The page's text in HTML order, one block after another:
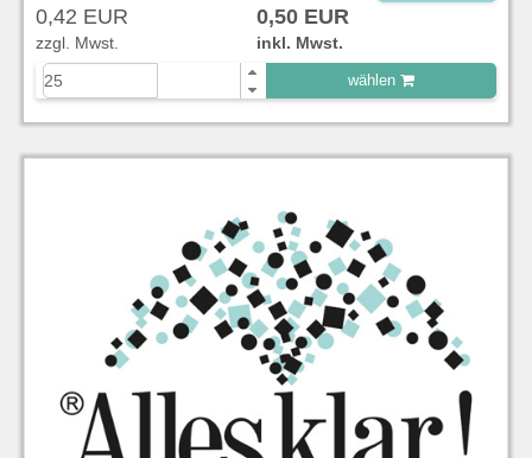
0,42 EUR 0,50 EUR
zzgl. Mwst. inkl. Mwst.
wählen
zu Warenkorb hinzugefügt.